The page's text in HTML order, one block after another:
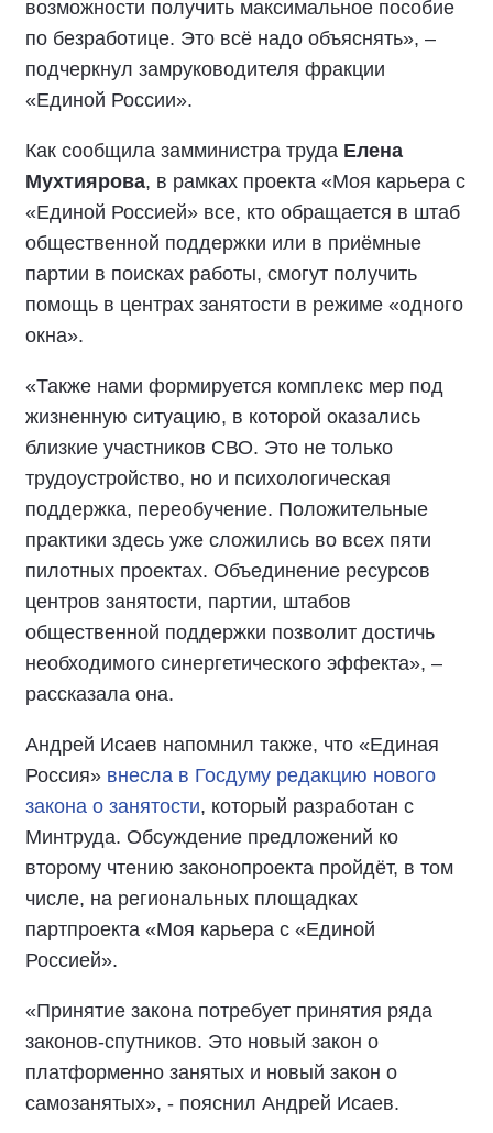
возможности получить максимальное пособие
по безработице. Это всё надо объяснять», –
подчеркнул замруководителя фракции
«Единой России».
Как сообщила замминистра труда Елена
Мухтиярова, в рамках проекта «Моя карьера с
«Единой Россией» все, кто обращается в штаб
общественной поддержки или в приёмные
партии в поисках работы, смогут получить
помощь в центрах занятости в режиме «одного
окна».
«Также нами формируется комплекс мер под
жизненную ситуацию, в которой оказались
близкие участников СВО. Это не только
трудоустройство, но и психологическая
поддержка, переобучение. Положительные
практики здесь уже сложились во всех пяти
пилотных проектах. Объединение ресурсов
центров занятости, партии, штабов
общественной поддержки позволит достичь
необходимого синергетического эффекта», –
рассказала она.
Андрей Исаев напомнил также, что «Единая
Россия» внесла в Госдуму редакцию нового
закона о занятости, который разработан с
Минтруда. Обсуждение предложений ко
второму чтению законопроекта пройдёт, в том
числе, на региональных площадках
партпроекта «Моя карьера с «Единой
Россией».
«Принятие закона потребует принятия ряда
законов-спутников. Это новый закон о
платформенно занятых и новый закон о
самозанятых», - пояснил Андрей Исаев.